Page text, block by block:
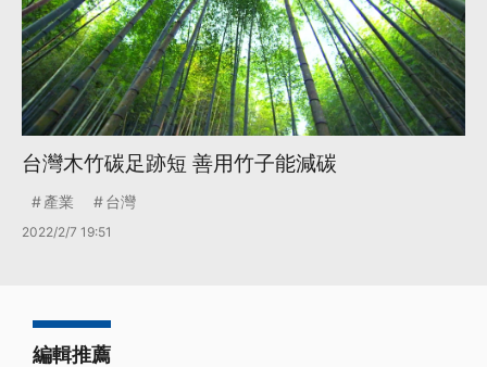
台灣木竹碳足跡短 善用竹子能減碳
產業 台灣
2022/2/7 19:51
編輯推薦